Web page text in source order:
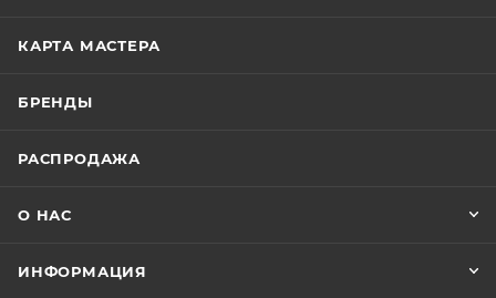
КАРТА МАСТЕРА
БРЕНДЫ
РАСПРОДАЖА
О НАС
ИНФОРМАЦИЯ